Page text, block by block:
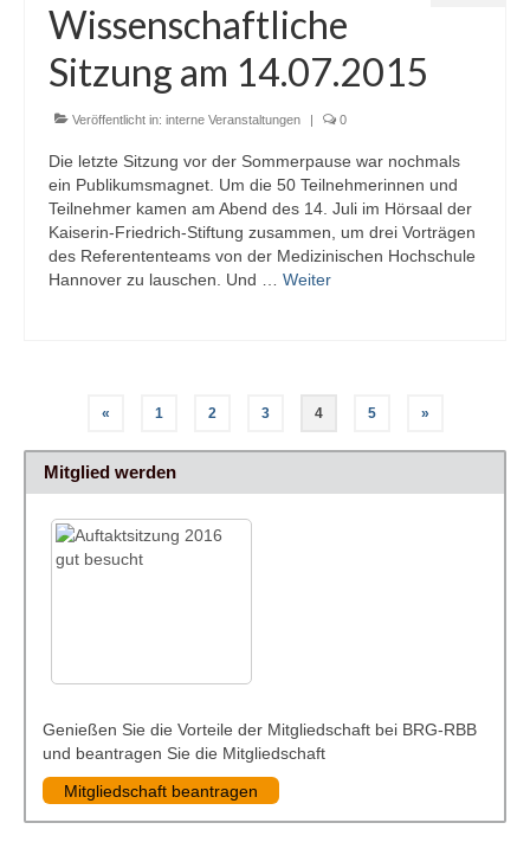
Wissenschaftliche
Sitzung am 14.07.2015
Veröffentlicht in: interne Veranstaltungen | 0
Die letzte Sitzung vor der Sommerpause war nochmals
ein Publikumsmagnet. Um die 50 Teilnehmerinnen und
Teilnehmer kamen am Abend des 14. Juli im Hörsaal der
Kaiserin-Friedrich-Stiftung zusammen, um drei Vorträgen
des Referententeams von der Medizinischen Hochschule
Hannover zu lauschen. Und … Weiter
Seitennummerierung
der
Beiträge
« 1 2 3 4 5 »
Mitglied werden
Genießen Sie die Vorteile der Mitgliedschaft bei BRG-RBB
und beantragen Sie die Mitgliedschaft
Mitgliedschaft beantragen